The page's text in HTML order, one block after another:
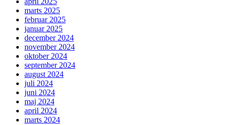
marts 2025
februar 2025
januar 2025
december 2024
november 2024
oktober 2024
september 2024
august 2024
juli 2024
juni 2024
maj 2024
april 2024
marts 2024